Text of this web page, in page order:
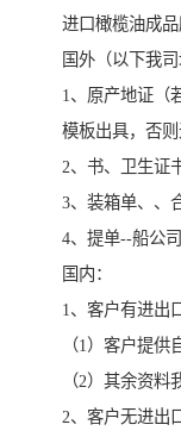
进口橄榄油成品
国外（以下我
1、原产地证（
模板出具，否则
2、书、卫生证
3、装箱单、、
4、提单--船公
国内：
1、客户有进出
（1）客户提供
（2）其余资料
2、客户无进出